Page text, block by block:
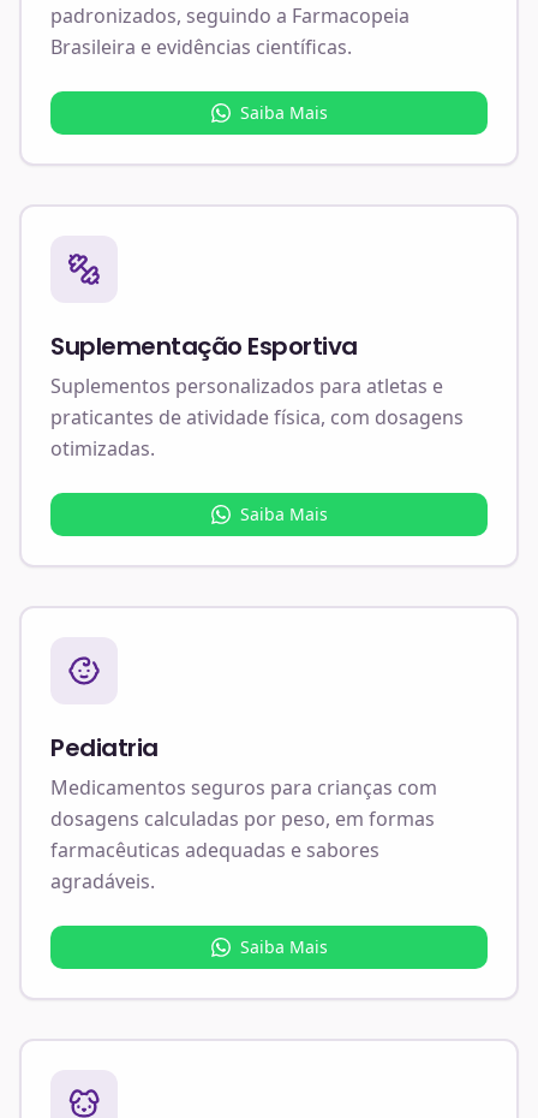
padronizados, seguindo a Farmacopeia
Brasileira e evidências científicas.
Saiba Mais
Suplementação Esportiva
Suplementos personalizados para atletas e
praticantes de atividade física, com dosagens
otimizadas.
Saiba Mais
Pediatria
Medicamentos seguros para crianças com
dosagens calculadas por peso, em formas
farmacêuticas adequadas e sabores
agradáveis.
Saiba Mais